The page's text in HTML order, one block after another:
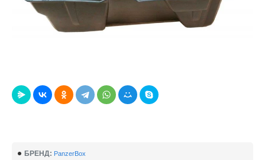
БРЕНД: PanzerBox